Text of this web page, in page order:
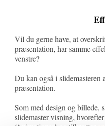
Vil du gerne have, at
præsentation, har samme
venstre?
Du kan også i
præsentation.
Som med design og billede,
slidemaster visning,